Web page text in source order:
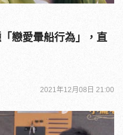
戀愛暈船行為」，直
2021年12月08日 21:00